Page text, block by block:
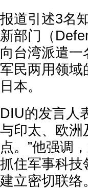
报道引述3名
新部门（
向台湾派遣
军民两用领域
日本。
DIU的发言人
与印太、欧洲
点。”他强调
抓住军事科技
建立密切联络